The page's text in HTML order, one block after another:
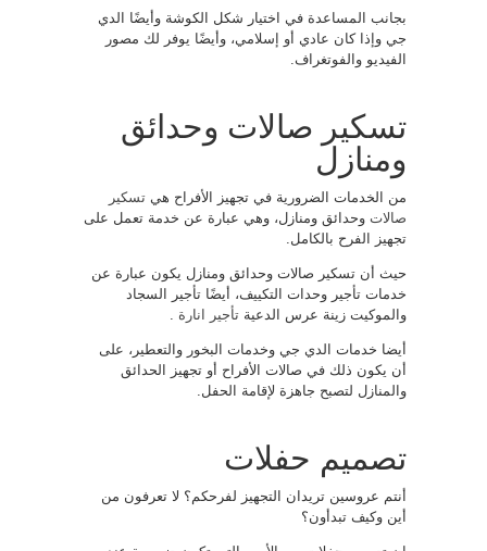
بجانب المساعدة في اختيار شكل الكوشة وأيضًا الدي
جي وإذا كان عادي أو إسلامي، وأيضًا يوفر لك مصور
الفيديو والفوتغراف.
تسكير صالات وحدائق
ومنازل
من الخدمات الضرورية في تجهيز الأفراح هي تسكير
صالات وحدائق ومنازل، وهي عبارة عن خدمة تعمل على
تجهيز الفرح بالكامل.
حيث أن تسكير صالات وحدائق ومنازل يكون عبارة عن
خدمات تأجير وحدات التكييف، أيضًا تأجير السجاد
والموكيت زينة عرس الدعية تأجير انارة
أيضا خدمات الدي جي وخدمات البخور والتعطير، على
أن يكون ذلك في صالات الأفراح أو تجهيز الحدائق
والمنازل لتصبح جاهزة لإقامة الحفل.
تصميم حفلات
أنتم عروسين تريدان التجهيز لفرحكم؟ لا تعرفون من
أين وكيف تبدأون؟